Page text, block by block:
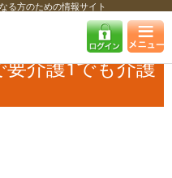
る方のための情報サイト
護
来年から条件付きで要介護1
介護1でも介護